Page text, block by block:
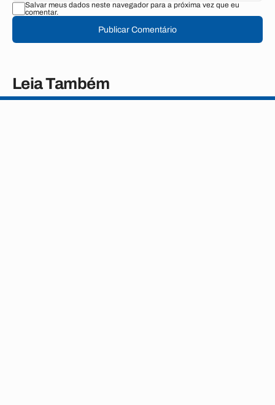
Salvar meus dados neste navegador para a próxima vez que eu
comentar.
Publicar Comentário
Leia Também